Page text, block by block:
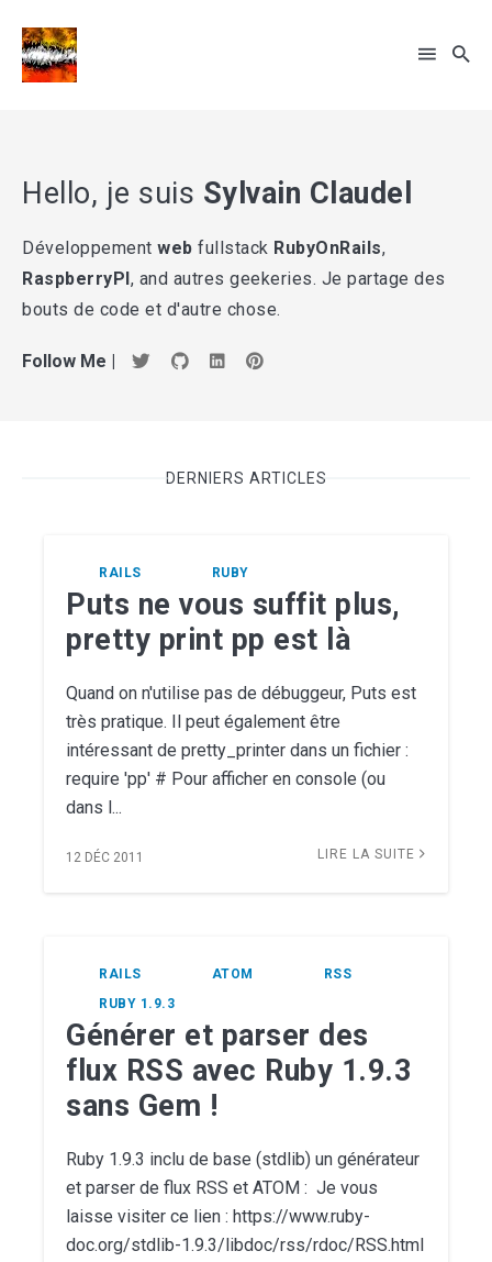
Hello, je suis Sylvain Claudel
Développement web fullstack RubyOnRails,
RaspberryPI, and autres geekeries. Je partage des
bouts de code et d'autre chose.
Follow Me |
DERNIERS ARTICLES
RAILS RUBY
Puts ne vous suffit plus,
pretty print pp est là
Quand on n'utilise pas de débuggeur, Puts est
très pratique. Il peut également être
intéressant de pretty_printer dans un fichier :
require 'pp' # Pour afficher en console (ou
dans l...
12 DÉC 2011 LIRE LA SUITE
RAILS ATOM
RSS
RUBY 1.9.3
Générer et parser des
flux RSS avec Ruby 1.9.3
sans Gem !
Ruby 1.9.3 inclu de base (stdlib) un générateur
et parser de flux RSS et ATOM : Je vous
laisse visiter ce lien : https://www.ruby-
doc.org/stdlib-1.9.3/libdoc/rss/rdoc/RSS.html
Rechercher
le
blog
... sinon recherche par tags